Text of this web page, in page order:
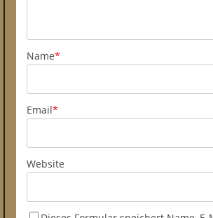
Name*
Email*
Website